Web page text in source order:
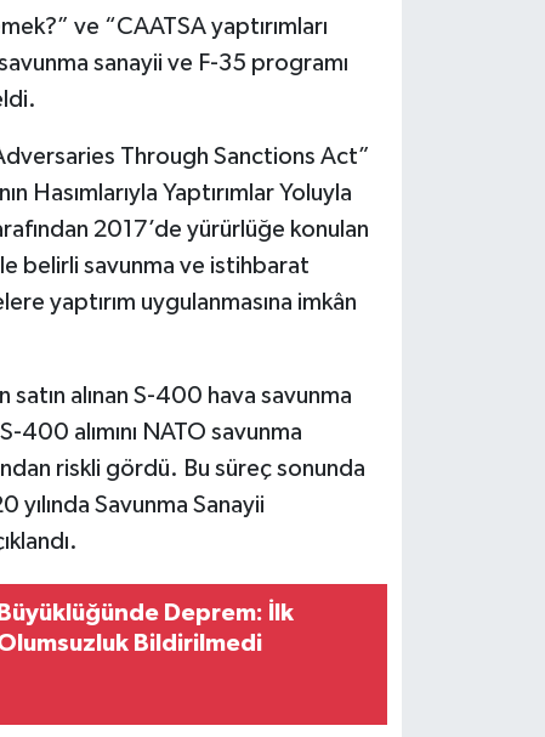
ve “CAATSA yaptırımları
sanayii ve F-35 programı
Through Sanctions Act”
Hasımlarıyla Yaptırımlar Yoluyla
2017’de yürürlüğe konulan
belirli savunma ve istihbarat
yaptırım uygulanmasına imkân
satın alınan S-400 hava savunma
400 alımını NATO savunma
riskli gördü. Bu süreç sonunda
yılında Savunma Sanayii
Deprem: İlk
Bildirilmedi